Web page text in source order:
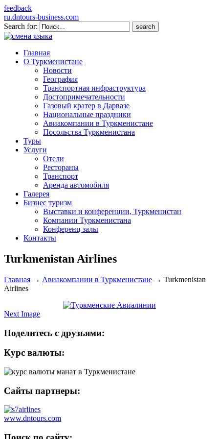
feedback
ru.dntours-business.com
Search for:
Главная
О Туркменистане
Новости
География
Транспортная инфраструктура
Достопримечательности
Газовый кратер в Дарвазе
Национальные праздники
Авиакомпании в Туркменистане
Посольства Туркменистана
Туры
Услуги
Отели
Рестораны
Транспорт
Аренда автомобиля
Галерея
Бизнес туризм
Выставки и конференции, Туркменистан
Компании Туркменистана
Конференц залы
Контакты
Turkmenistan Airlines
Главная → Авиакомпании в Туркменистане → Turkmenistan
Airlines
Next Image
Поделитесь с друзьями:
Курс валюты:
Сайты партнеры:
www.dntours.com